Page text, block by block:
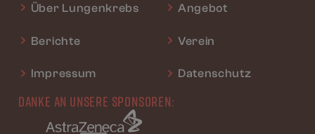
Über Lungenkrebs Angebot
Berichte Verein
Impressum Datenschutz
DANKE AN UNSERE SPONSOREN: